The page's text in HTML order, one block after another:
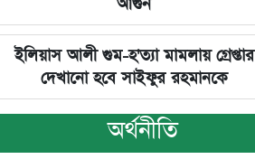
ইলিয়াস আলী গুম-হ'ত্যা মামলায় গ্রেপ্তার
দেখানো হবে সাইফুর রহমানকে
অর্থনীতি